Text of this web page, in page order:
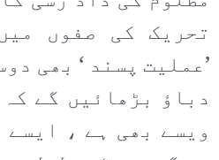
تحریک کی صفوں
’عملیت پسند ‘ بھی
دباؤ بڑھائیں گے
ویسے بھی ہے ، ایسے